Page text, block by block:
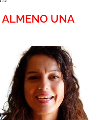
ALMENO UNA